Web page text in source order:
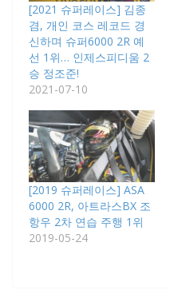
[2021 슈퍼레이스] 김종
겸, 개인 코스 레코드 경
신하며 슈퍼6000 2R 예
선 1위… 인제스피디움 2
승 정조준!
2021-07-10
[2019 슈퍼레이스] ASA
6000 2R, 아트라스BX 조
항우 2차 연습 주행 1위
2019-05-24